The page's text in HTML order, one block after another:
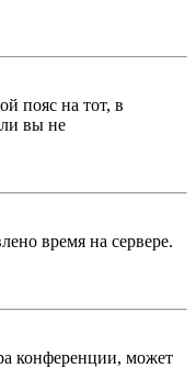
пояс на тот, в
вы не
время на сервере.
конференции, может